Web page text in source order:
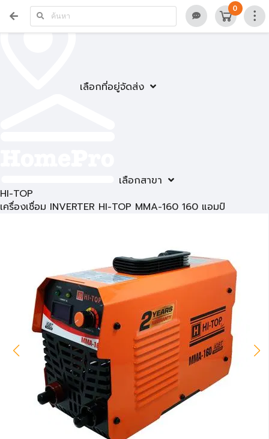
เลือกที่อยู่จัดส่ง
เลือกสาขา
0
HI-TOP
เครื่องเชื่อม INVERTER HI-TOP MMA-160 160 แอมป์